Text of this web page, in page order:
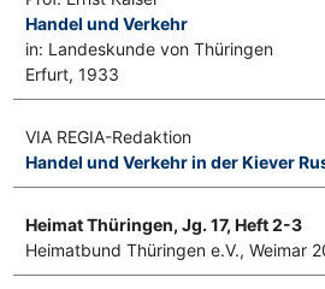
Handel und Verkehr
in: Landeskunde von Thüringen
Erfurt, 1933
VIA REGIA-Redaktion
Handel und Verkehr in der Kiever
Heimat Thüringen, Jg. 17, Heft 2-3
Heimatbund Thüringen e.V., Weimar